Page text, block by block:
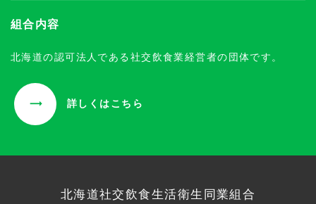
組合内容
北海道の認可法人である社交飲食業経営者の団体です。
詳しくはこちら
北海道社交飲食生活衛生同業組合